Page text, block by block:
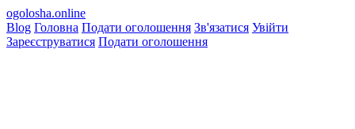
ogolosha.online
Blog Головна Подати оголошення Зв'язатися Увійти
Зареєструватися Подати оголошення